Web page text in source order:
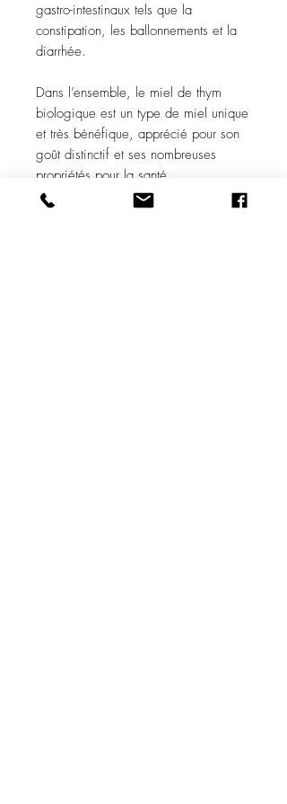
gastro-intestinaux tels que la
constipation, les ballonnements et la
diarrhée.
Dans l’ensemble, le miel de thym
biologique est un type de miel unique
et très bénéfique, apprécié pour son
goût distinctif et ses nombreuses
propriétés pour la santé.
Notre miel de thym a été distingué